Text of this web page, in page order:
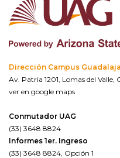
Dirección Campus
Av. Patria 1201, Lomas del Valle,
ver en google maps
Conmutador UAG
(33) 3648 8824
Informes 1er. Ingreso
(33) 3648 8824, Opción 1